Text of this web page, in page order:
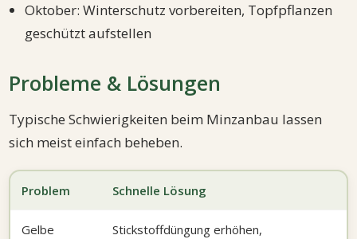
Oktober: Winterschutz vorbereiten, Topfpflanzen
geschützt aufstellen
Probleme & Lösungen
Typische Schwierigkeiten beim Minzanbau lassen
sich meist einfach beheben.
Problem Schnelle Lösung
Gelbe
Stickstoffdüngung erhöhen,